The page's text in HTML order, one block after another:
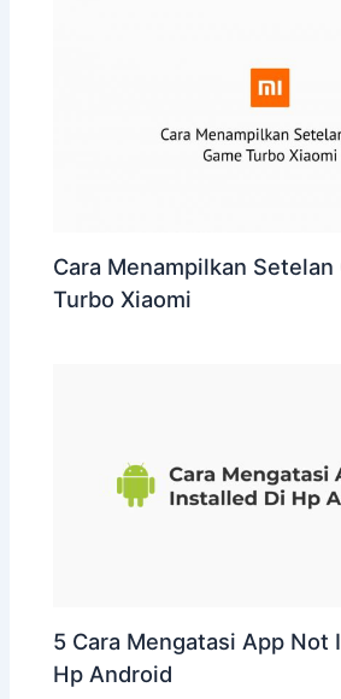
Cara Menampilkan Setelan
Turbo Xiaomi
5 Cara Mengatasi App Not
Hp Android